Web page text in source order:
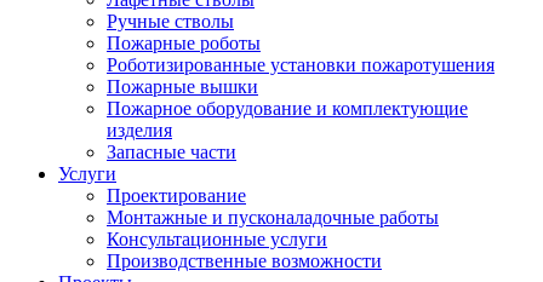
Ручные стволы
Пожарные роботы
Роботизированные установки пожаротушения
Пожарные вышки
Пожарное оборудование и комплектующие
изделия
Запасные части
Услуги
Проектирование
Монтажные и пусконаладочные работы
Консультационные услуги
Производственные возможности